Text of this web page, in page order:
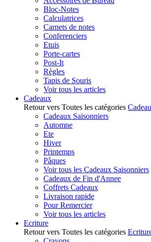
Bloc-Notes
Calculatrices
Carnets de notes
Conferenciers
Etuis
Porte-cartes
Post-It
Règles
Tapis de Souris
Voir tous les articles
Cadeaux
Retour vers Toutes les catégories
Cadeaux Saisonniers
Automne
Ete
Hiver
Printemps
Pâques
Voir tous les Cadeaux Saisonniers
Cadeaux de Fin d'Annee
Coffrets Cadeaux
Livraison rapide
Pour Remercier
Voir tous les articles
Ecriture
Retour vers Toutes les catégories